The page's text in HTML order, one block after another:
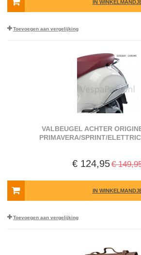
IN
Toevoegen aan vergelijking
VALBEUGEL ACHTER
PRIMAVERA/SPRINT/
€ 124,95€
IN
Toevoegen aan vergelijking